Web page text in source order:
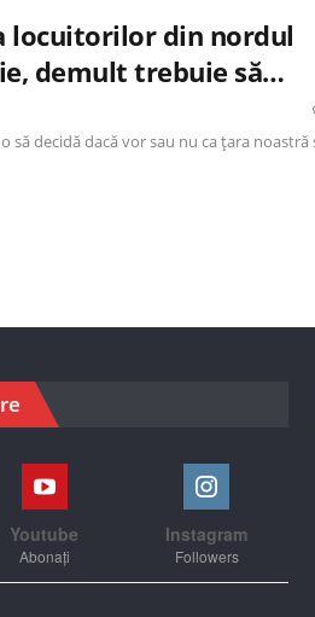
locuitorilor din nordul
demult trebuie să…
decidă dacă vor sau nu ca țara noastră
Youtube
Abonați
Instagram
Followers